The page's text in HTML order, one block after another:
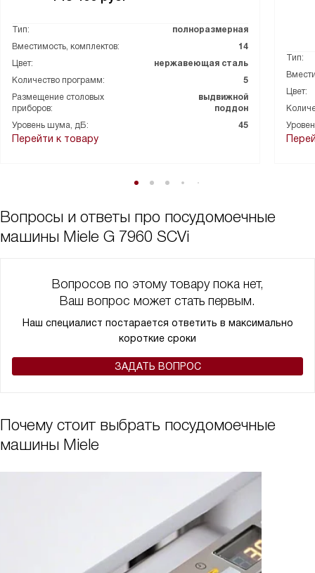
Тип:
полноразмерная
Вместимость, комплектов:
14
Цвет:
нержавеющая сталь
Количество программ:
5
Размещение столовых
приборов:
выдвижной
поддон
Уровень шума, дБ:
45
Перейти к товару
Тип:
Цвет:
Вопросы и ответы про посудомоечные
машины Miele G 7960 SCVi
Вопросов по этому товару пока нет,
Ваш вопрос может стать первым.
Наш специалист постарается ответить в максимально
короткие сроки
ЗАДАТЬ ВОПРОС
Почему стоит выбрать посудомоечные
машины Miele